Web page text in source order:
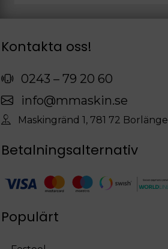
Kontakta oss!
0243 – 79 20 60
info@mmaskin.se
Maskingränd 1, 781 72 Borlänge
Betalningsalternativ
Populärt